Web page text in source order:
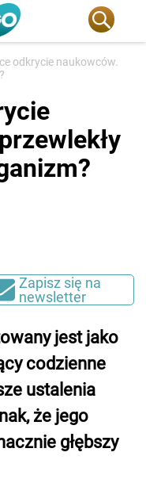
odkrycie naukowców.
Zapisz się na
newsletter
jest jako
codzienne
ustalenia
że jego
głębszy